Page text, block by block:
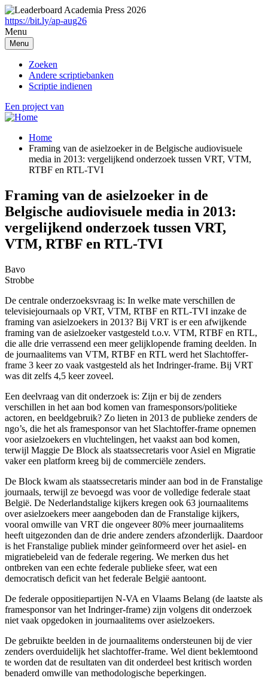
Overslaan
en
naar
de
inhoud
gaan
https://bit.ly/ap-aug26
Menu
Menu
Zoeken
Andere scriptiebanken
Scriptie indienen
Een project van
Breadcrumb
Home
Framing van de asielzoeker in de Belgische audiovisuele
media in 2013: vergelijkend onderzoek tussen VRT, VTM,
RTBF en RTL-TVI
Framing van de asielzoeker in de
Belgische audiovisuele media in 2013:
vergelijkend onderzoek tussen VRT,
VTM, RTBF en RTL-TVI
Bavo
Strobbe
De centrale onderzoeksvraag is: In welke mate verschillen de
televisiejournaals op VRT, VTM, RTBF en RTL-TVI inzake de
framing van asielzoekers in 2013? Bij VRT is er een afwijkende
framing van de asielzoeker vastgesteld t.o.v. VTM, RTBF en RTL,
die alle drie verrassend een meer gelijklopende framing deelden. In
de journaalitems van VTM, RTBF en RTL werd het Slachtoffer-
frame 3 keer zo vaak vastgesteld als het Indringer-frame. Bij VRT
was dit zelfs 4,5 keer zoveel.
Een deelvraag van dit onderzoek is: Zijn er bij de zenders
verschillen in het aan bod komen van framesponsors/politieke
actoren, en beeldgebruik? Zo lieten in 2013 de publieke zenders de
ngo’s, die het als framesponsor van het Slachtoffer-frame opnemen
voor asielzoekers en vluchtelingen, het vaakst aan bod komen,
terwijl Maggie De Block als staatssecretaris voor Asiel en Migratie
vaker een platform kreeg bij de commerciële zenders.
De Block kwam als staatssecretaris minder aan bod in de Franstalige
journaals, terwijl ze bevoegd was voor de volledige federale staat
België. De Nederlandstalige kijkers kregen ook 63 journaalitems
over asielzoekers meer aangeboden dan de Franstalige kijkers,
vooral omwille van VRT die ongeveer 80% meer journaalitems
heeft uitgezonden dan de drie andere zenders afzonderlijk. Daardoor
is het Franstalige publiek minder geïnformeerd over het asiel- en
migratiebeleid van de federale regering. We merken dus het
ontbreken van een echte federale publieke sfeer, wat een
democratisch deficit van het federale België aantoont.
De federale oppositiepartijen N-VA en Vlaams Belang (de laatste als
framesponsor van het Indringer-frame) zijn volgens dit onderzoek
niet vaak opgedoken in journaalitems over asielzoekers.
De gebruikte beelden in de journaalitems ondersteunen bij de vier
zenders overduidelijk het slachtoffer-frame. Wel dient beklemtoond
te worden dat de resultaten van dit onderdeel best kritisch worden
benaderd omwille van methodologische beperkingen.